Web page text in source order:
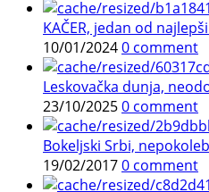
KAČER, jedan od
10/01/20240 comment
Leskovačka dunja,
23/10/20250 comment
Bokeljski Srbi,
19/02/20170 comment